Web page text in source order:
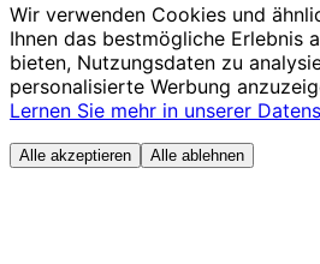
Wir verwenden Cookies und
Ihnen das bestmögliche Erlebnis
bieten, Nutzungsdaten zu
personalisierte Werbung
Lernen Sie mehr in unserer
Alle akzeptieren Alle ablehnen